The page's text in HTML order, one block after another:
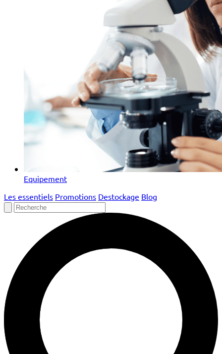
Equipement
Les essentiels Promotions Destockage Blog